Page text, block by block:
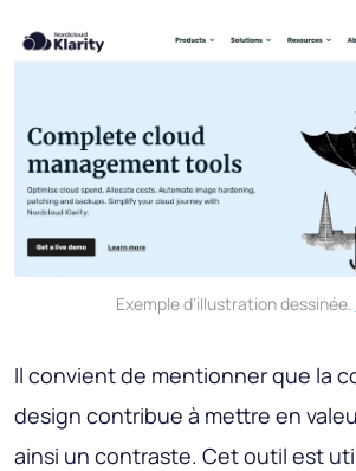
Exemple d'illustration dessinée.
Il convient de mentionner que la
design contribue à mettre en
ainsi un contraste. Cet outil est